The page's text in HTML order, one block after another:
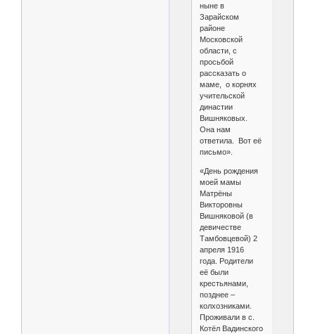
ныне в
Зарайском
районе
Московской
области, с
просьбой
рассказать о
маме, о корнях
учительской
династии
Вишняковых.
Она нам
ответила. Вот её
письмо».
«День рождения
моей мамы
Матрёны
Викторовны
Вишняковой (в
девичестве
Тамбовцевой) 2
апреля 1916
года. Родители
её были
крестьянами,
позднее –
колхозниками.
Проживали в с.
Котёл Вадинского